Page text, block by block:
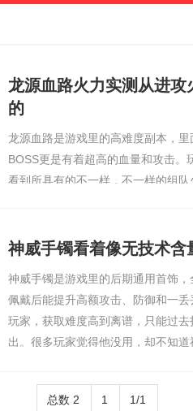
龙源血路火力实测从进
的
龙源血路是游戏里的高难度副本，
BOSS更是有着超高的血量和攻击
看到所具有的不一样，不一样的组
结果刚进副本就被
神威手镯看着像无技术
神威手镯是游戏里的后期通用首饰
佩戴后能提升高额攻击、防御和一
玩家，获取难度高到离谱，只能过
出。很多玩家觉得他没用，却不知
威力。我后期玩
总数 2
1 1/1